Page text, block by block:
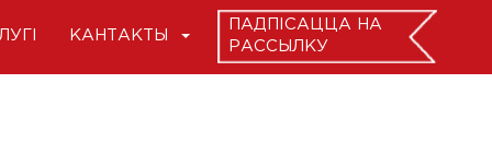
КАНТАКТЫ
ПАДПІСАЦЦА НА
РАССЫЛКУ